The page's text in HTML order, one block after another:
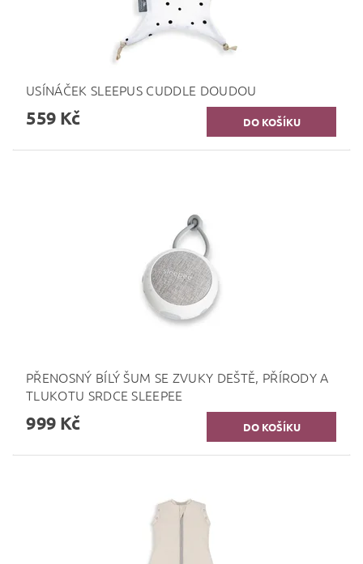
USÍNÁČEK SLEEPUS CUDDLE DOUDOU
559 Kč
PŘENOSNÝ BÍLÝ ŠUM SE ZVUKY DEŠTĚ, PŘÍRODY A
TLUKOTU SRDCE SLEEPEE
999 Kč